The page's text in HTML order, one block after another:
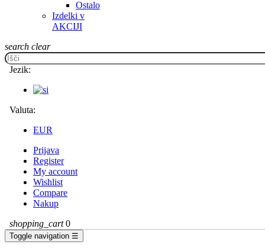
Ostalo
Izdelki v
AKCIJI
search clear
Jezik:
Valuta:
EUR
Prijava
Register
My account
Wishlist
Compare
Nakup
shopping_cart 0
Toggle navigation ☰